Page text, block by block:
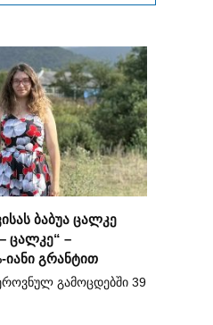
ბაბუა ცალკე
ცალკე“ –
იანი გრანტით
გამოცდებში 39